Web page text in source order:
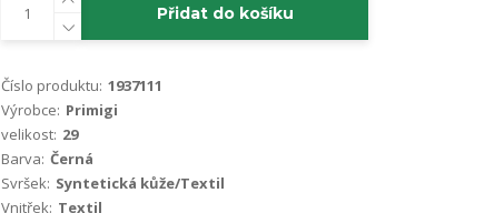
Přidat do košíku
Číslo produktu: 1937111
Výrobce: Primigi
velikost: 29
Barva: Černá
Svršek: Syntetická kůže/Textil
Vnitřek: Textil